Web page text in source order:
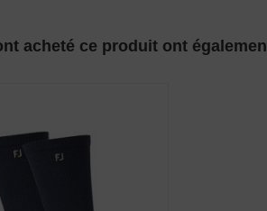
acheté ce produit ont